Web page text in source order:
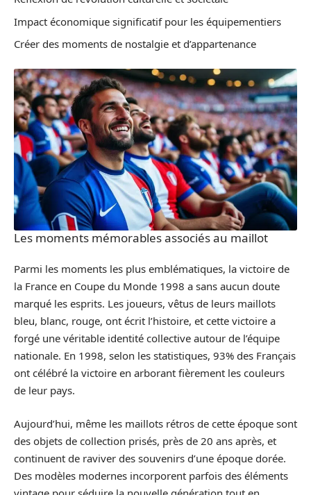
Impact économique significatif pour les équipementiers
Créer des moments de nostalgie et d’appartenance
Les moments mémorables associés au maillot
Parmi les moments les plus emblématiques, la victoire de
la France en Coupe du Monde 1998 a sans aucun doute
marqué les esprits. Les joueurs, vêtus de leurs maillots
bleu, blanc, rouge, ont écrit l’histoire, et cette victoire a
forgé une véritable identité collective autour de l’équipe
nationale. En 1998, selon les statistiques, 93% des Français
ont célébré la victoire en arborant fièrement les couleurs
de leur pays.
Aujourd’hui, même les maillots rétros de cette époque sont
des objets de collection prisés, près de 20 ans après, et
continuent de raviver des souvenirs d’une époque dorée.
Des modèles modernes incorporent parfois des éléments